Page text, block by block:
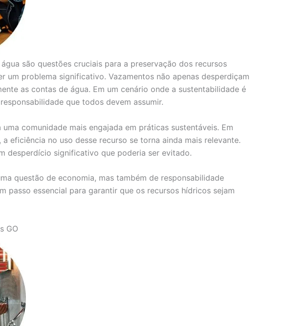
são questões cruciais para a preservação dos recursos
um problema significativo. Vazamentos não apenas desperdiçam
as contas de água. Em um cenário onde a sustentabilidade é
que todos devem assumir.
comunidade mais engajada em práticas sustentáveis. Em
eficiência no uso desse recurso se torna ainda mais relevante.
desperdício significativo que poderia ser evitado.
questão de economia, mas também de responsabilidade
passo essencial para garantir que os recursos hídricos sejam
GO